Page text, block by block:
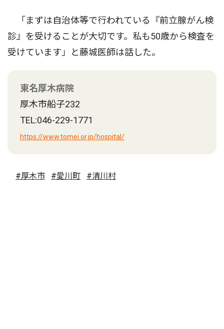
「まずは自治体等で行われている『前立腺がん検
診』を受けることが大切です。私も50歳から検査を
受けています」と藤城医師は話した。
東名厚木病院
厚木市船子232
TEL:046-229-1771
https://www.tomei.or.jp/hospital/
#厚木市 #愛川町 #清川村